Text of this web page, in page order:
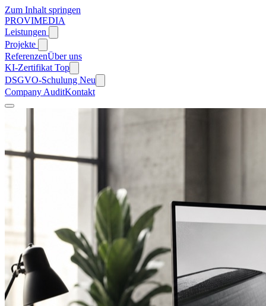
Zum Inhalt springen
PROVIMEDIA
Leistungen
Projekte
ReferenzenÜber uns
KI-Zertifikat Top
DSGVO-Schulung Neu
Company AuditKontakt